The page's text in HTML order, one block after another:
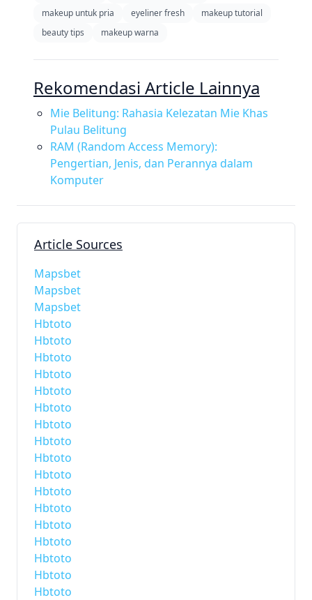
makeup untuk pria
eyeliner fresh
makeup tutorial
beauty tips
makeup warna
Rekomendasi Article Lainnya
Mie Belitung: Rahasia Kelezatan Mie Khas
Pulau Belitung
RAM (Random Access Memory):
Pengertian, Jenis, dan Perannya dalam
Komputer
Article Sources
Mapsbet
Mapsbet
Mapsbet
Hbtoto
Hbtoto
Hbtoto
Hbtoto
Hbtoto
Hbtoto
Hbtoto
Hbtoto
Hbtoto
Hbtoto
Hbtoto
Hbtoto
Hbtoto
Hbtoto
Hbtoto
Hbtoto
Hbtoto